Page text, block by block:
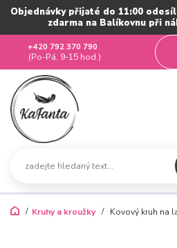
Objednávky přijaté do 11:00
zdarma na Balíkovnu při
+420 792 370 790
(Po-Pá, 9-15 hod.)
Kruhy a kroužky Kovový kruh na